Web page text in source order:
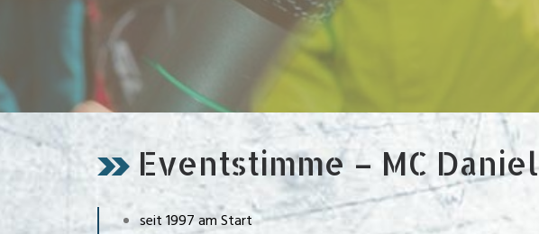
Eventstimme – MC Daniel
seit 1997 am Start